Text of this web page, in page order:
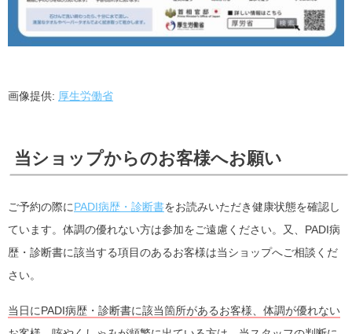
画像提供: 厚生労働省
当ショップからのお客様へお願い
ご予約の際にPADI病歴・診断書をお読みいただき健康状態を確認し
ています。体調の優れない方は参加をご遠慮ください。又、PADI病
歴・診断書に該当する項目のあるお客様は当ショップへご相談くだ
さい。
当日にPADI病歴・診断書に該当箇所があるお客様、体調が優れない